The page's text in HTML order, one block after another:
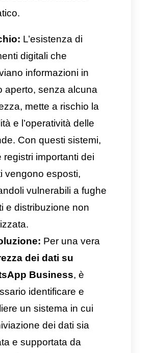
riservate,
Senza un sistema
non è possibile
attività insolite
soluzione:
La sicurezza
dati su WhatsApp
deve essere
da una tecnologia
delle politiche di
Con uno strumento
per proteggere
l’accesso alle
diventa più
e personalizzato. In